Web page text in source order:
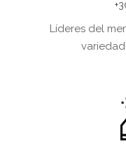
Líderes del